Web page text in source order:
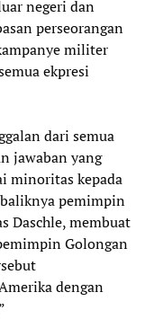
negeri dan
perseorangan
militer
ekpresi
dari semua
jawaban yang
minoritas kepada
pemimpin
Daschle, membuat
Golongan
dengan